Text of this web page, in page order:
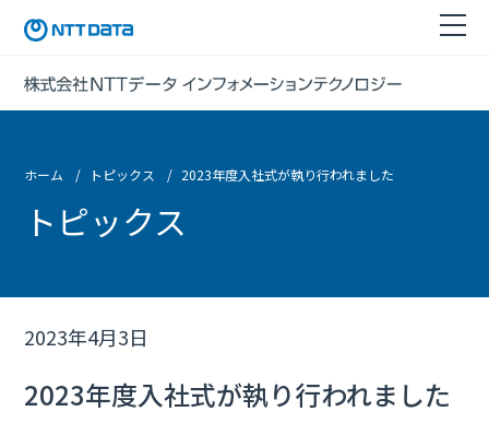
ホーム トピックス 2023年度入社式が執り行われました
トピックス
2023年4月3日
2023年度入社式が執り行われました